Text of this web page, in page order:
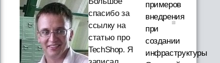
спасибо за
ссылку на
статью про
TechShop. Я
примеров
внедрения
при
создании
инфраструктуры